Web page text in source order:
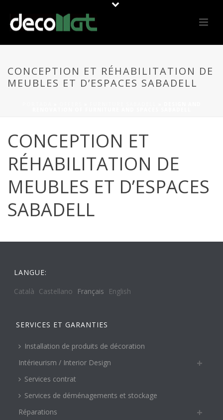
CONCEPTION ET RÉHABILITATION DE
MEUBLES ET D’ESPACES SABADELL
CONCEPTION ET
RÉHABILITATION DE
MEUBLES ET D’ESPACES
SABADELL
LANGUE:
Català Castellano Français English
SERVICES ET GARANTIES
Installation de produits de décoration
Intérieurism / Interior Design
Services contrat
Services de déménagements et stockage
Réparations